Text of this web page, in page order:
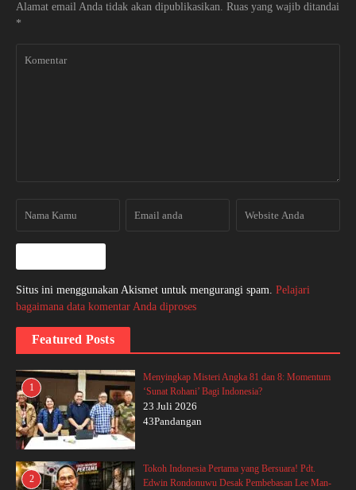
Alamat email Anda tidak akan dipublikasikan. Ruas yang wajib ditandai
*
Situs ini menggunakan Akismet untuk mengurangi spam. Pelajari
bagaimana data komentar Anda diproses
Featured Posts
1
Menyingkap Misteri Angka 81 dan 8: Momentum
‘Sunat Rohani’ Bagi Indonesia?
23 Juli 2026
43Pandangan
2
Tokoh Indonesia Pertama yang Bersuara! Pdt.
Edwin Rondonuwu Desak Pembebasan Lee Man-